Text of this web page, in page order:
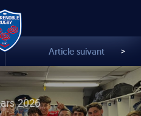
2026
Article suivant >